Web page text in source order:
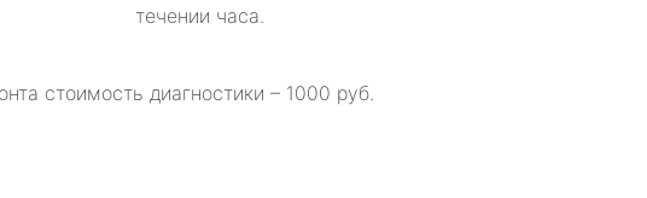
течении часа.
стоимость диагностики – 1000 руб.